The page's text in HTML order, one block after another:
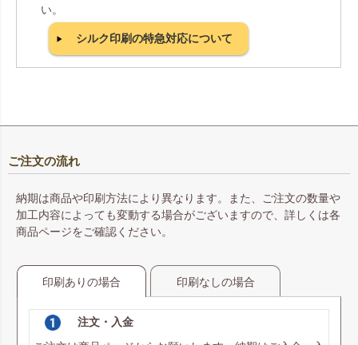
い。
シルク印刷の特急対応について
ご注文の流れ
納期は商品や印刷方法により異なります。また、ご注文の数量や
加工内容によっても変動する場合がございますので、詳しくは各
商品ページをご確認ください。
印刷ありの場合 印刷なしの場合
注文・入金